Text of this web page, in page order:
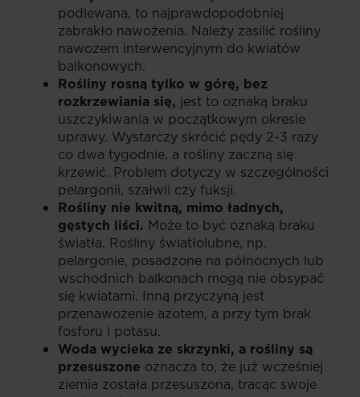
podlewana, to najprawdopodobniej
zabrakło nawożenia. Należy zasilić rośliny
nawozem interwencyjnym do kwiatów
balkonowych.
Rośliny rosną tylko w górę, bez
rozkrzewiania się, jest to oznaką braku
uszczykiwania w początkowym okresie
uprawy. Wystarczy skrócić pędy 2-3 razy
co dwa tygodnie, a rośliny zaczną się
krzewić. Problem dotyczy w szczególności
pelargonii, szałwii czy fuksji.
Rośliny nie kwitną, mimo ładnych,
gęstych liści. Może to być oznaką braku
światła. Rośliny światłolubne, np.
pelargonie, posadzone na północnych lub
wschodnich balkonach mogą nie obsypać
się kwiatami. Inną przyczyną jest
przenawożenie azotem, a przy tym brak
fosforu i potasu.
Woda wycieka ze skrzynki, a rośliny są
przesuszone oznacza to, że już wcześniej
ziemia została przesuszona, tracąc swoje